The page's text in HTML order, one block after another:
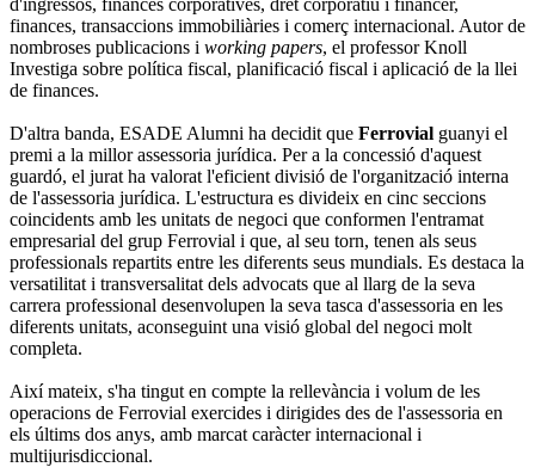
finances, transaccions immobiliàries i comerç internacional. Autor de
nombroses publicacions i working papers, el professor Knoll
Investiga sobre política fiscal, planificació fiscal i aplicació de la llei
de finances.
D'altra banda, ESADE Alumni ha decidit que Ferrovial guanyi el
premi a la millor assessoria jurídica. Per a la concessió d'aquest
guardó, el jurat ha valorat l'eficient divisió de l'organització interna
de l'assessoria jurídica. L'estructura es divideix en cinc seccions
coincidents amb les unitats de negoci que conformen l'entramat
empresarial del grup Ferrovial i que, al seu torn, tenen als seus
professionals repartits entre les diferents seus mundials. Es destaca la
versatilitat i transversalitat dels advocats que al llarg de la seva
carrera professional desenvolupen la seva tasca d'assessoria en les
diferents unitats, aconseguint una visió global del negoci molt
completa.
Així mateix, s'ha tingut en compte la rellevància i volum de les
operacions de Ferrovial exercides i dirigides des de l'assessoria en
els últims dos anys, amb marcat caràcter internacional i
multijurisdiccional.